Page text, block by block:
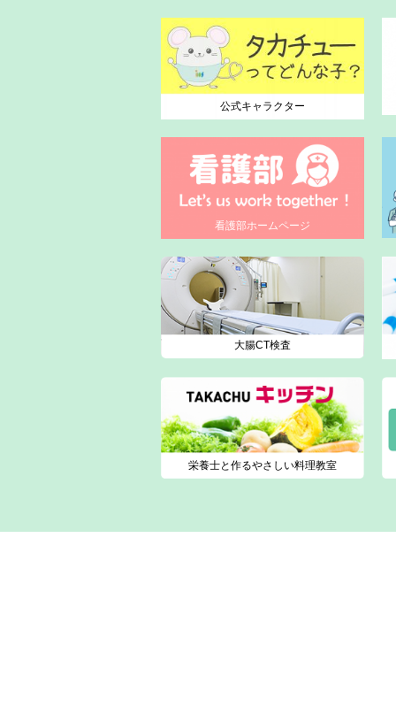
公式キャラクター
看護部ホームページ
大腸CT検査
栄養士と作るやさしい料理教室